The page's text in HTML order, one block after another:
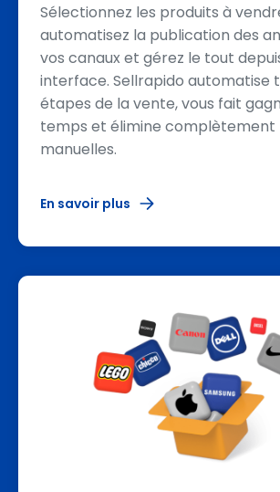
Sélectionnez les produits à
automatisez la publication des
vos canaux et gérez le tout
interface. Sellrapido automatise
étapes de la vente, vous fait
temps et élimine complètement
manuelles.
En savoir plus